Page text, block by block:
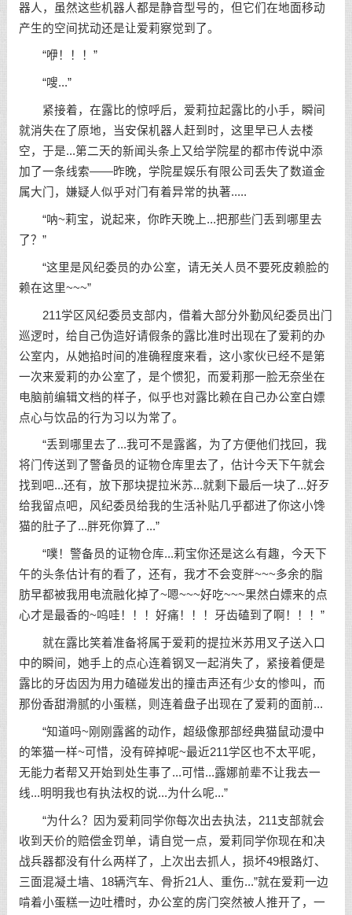
器人，虽然这些机器人都是静音型号的，但它们在地面移动
产生的空间扰动还是让爱莉察觉到了。
“咿！！！”
“嗖...”
紧接着，在露比的惊呼后，爱莉拉起露比的小手，瞬间
就消失在了原地，当安保机器人赶到时，这里早已人去楼
空，于是...第二天的新闻头条上又给学院星的都市传说中添
加了一条线索——昨晚，学院星娱乐有限公司丢失了数道金
属大门，嫌疑人似乎对门有着异常的执著.....
“呐~莉宝，说起来，你昨天晚上...把那些门丢到哪里去
了？”
“这里是风纪委员的办公室，请无关人员不要死皮赖脸的
赖在这里~~~”
211学区风纪委员支部内，借着大部分外勤风纪委员出门
巡逻时，给自己伪造好请假条的露比准时出现在了爱莉的办
公室内，从她掐时间的准确程度来看，这小家伙已经不是第
一次来爱莉的办公室了，是个惯犯，而爱莉那一脸无奈坐在
电脑前编辑文档的样子，似乎也对露比赖在自己办公室白嫖
点心与饮品的行为习以为常了。
“丢到哪里去了...我可不是露酱，为了方便他们找回，我
将门传送到了警备员的证物仓库里去了，估计今天下午就会
找到吧...还有，放下那块提拉米苏...就剩下最后一块了...好歹
给我留点吧，风纪委员给我的生活补贴几乎都进了你这小馋
猫的肚子了...胖死你算了...”
“噗！警备员的证物仓库...莉宝你还是这么有趣，今天下
午的头条估计有的看了，还有，我才不会变胖~~~多余的脂
肪早都被我用电流融化掉了~嗯~~~好吃~~~果然白嫖来的点
心才是最香的~呜哇！！！好痛！！！牙齿磕到了啊！！！”
就在露比笑着准备将属于爱莉的提拉米苏用叉子送入口
中的瞬间，她手上的点心连着钢叉一起消失了，紧接着便是
露比的牙齿因为用力磕碰发出的撞击声还有少女的惨叫，而
那份香甜滑腻的小蛋糕，则连着盘子出现在了爱莉的面前...
“知道吗~刚刚露酱的动作，超级像那部经典猫鼠动漫中
的笨猫一样~可惜，没有碎掉呢~最近211学区也不太平呢，
无能力者帮又开始到处生事了...可惜...露娜前辈不让我去一
线...明明我也有执法权的说...为什么呢...”
“为什么？因为爱莉同学你每次出去执法，211支部就会
收到天价的赔偿金罚单，请自觉一点，爱莉同学你现在和决
战兵器都没有什么两样了，上次出去抓人，损坏49根路灯、
三面混凝土墙、18辆汽车、骨折21人、重伤...”就在爱莉一边
啃着小蛋糕一边吐槽时，办公室的房门突然被人推开了，一